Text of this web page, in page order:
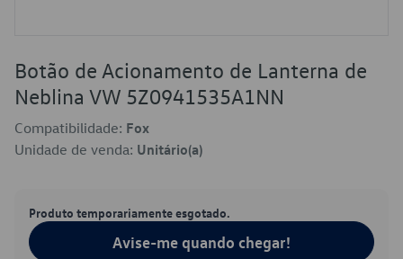
Botão de Acionamento de Lanterna de
Neblina VW 5Z0941535A1NN
Compatibilidade: Fox
Unidade de venda: Unitário(a)
Produto temporariamente esgotado.
Avise-me quando chegar!